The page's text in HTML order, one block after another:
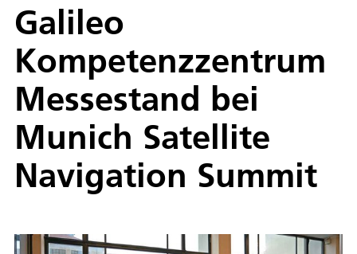
Galileo
Kompetenzzentrum
Messestand bei
Munich Satellite
Navigation Summit